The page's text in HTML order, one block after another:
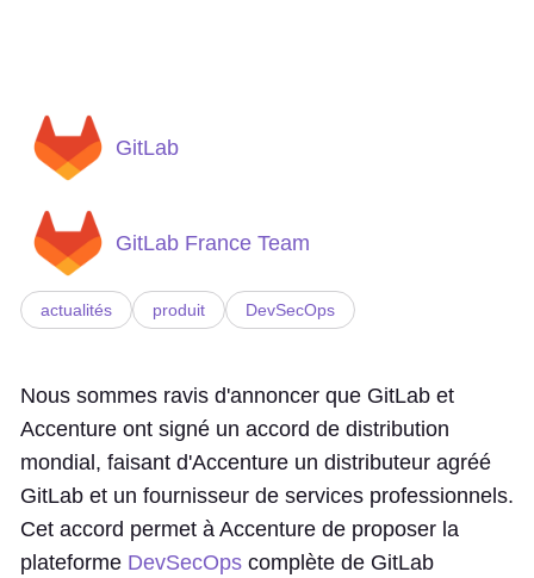
GitLab
GitLab France Team
actualités produit DevSecOps
Nous sommes ravis d'annoncer que GitLab et
Accenture ont signé un accord de distribution
mondial, faisant d'Accenture un distributeur agréé
GitLab et un fournisseur de services professionnels.
Cet accord permet à Accenture de proposer la
plateforme DevSecOps complète de GitLab